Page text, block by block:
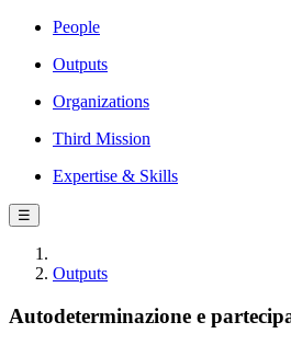
People
Outputs
Organizations
Third Mission
Expertise & Skills
☰
Outputs
Autodeterminazione e